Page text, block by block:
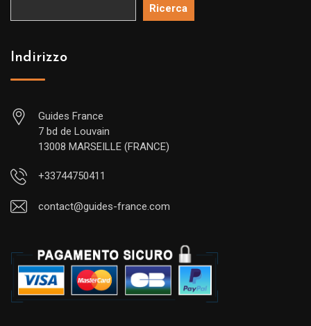
Ricerca
Indirizzo
Guides France
7 bd de Louvain
13008 MARSEILLE (FRANCE)
+33744750411
contact@guides-france.com